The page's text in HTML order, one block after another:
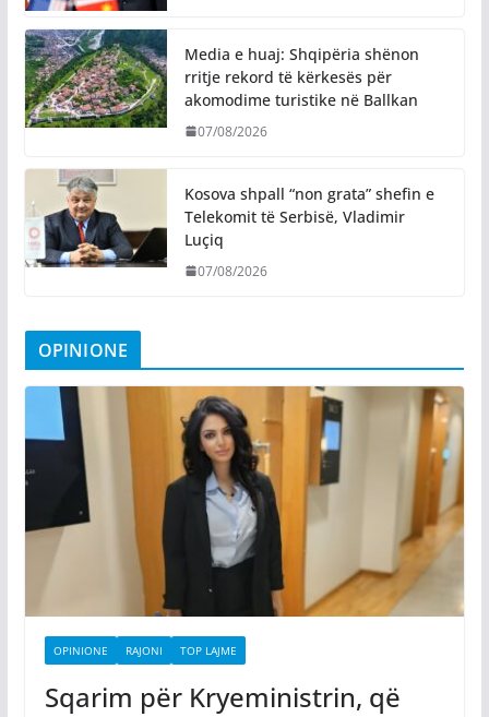
Media e huaj: Shqipëria shënon
rritje rekord të kërkesës për
akomodime turistike në Ballkan
07/08/2026
Kosova shpall “non grata” shefin e
Telekomit të Serbisë, Vladimir
Luçiq
07/08/2026
OPINIONE
OPINIONE RAJONI TOP LAJME
Sqarim për Kryeministrin, që